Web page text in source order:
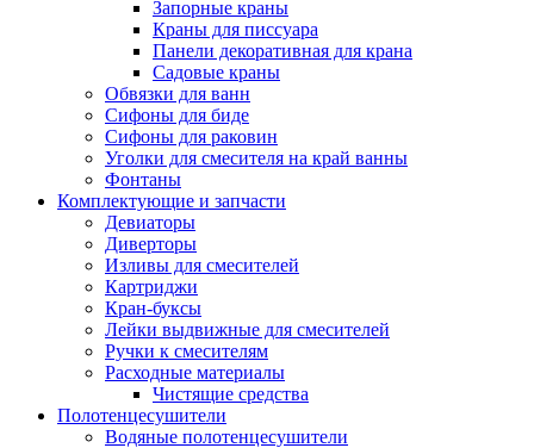
Запорные краны
Краны для писсуара
Панели декоративная для крана
Садовые краны
Обвязки для ванн
Сифоны для биде
Сифоны для раковин
Уголки для смесителя на край ванны
Фонтаны
Комплектующие и запчасти
Девиаторы
Диверторы
Изливы для смесителей
Картриджи
Кран-буксы
Лейки выдвижные для смесителей
Ручки к смесителям
Расходные материалы
Чистящие средства
Полотенцесушители
Водяные полотенцесушители